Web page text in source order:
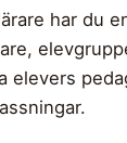
har du
elevers